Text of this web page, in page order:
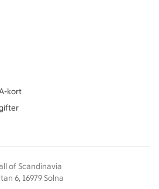
kort
of Scandinavia
6, 16979 Solna